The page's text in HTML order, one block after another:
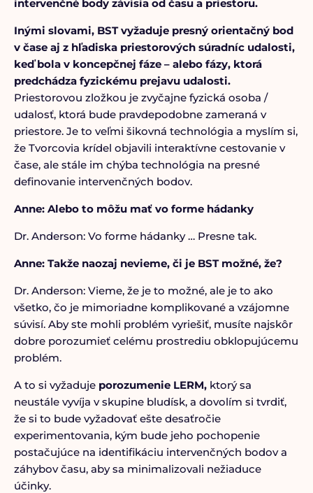
intervenčné body závisia od času a priestoru.
Inými slovami, BST vyžaduje presný orientačný bod
v čase aj z hľadiska priestorových súradníc udalosti,
keď bola v koncepčnej fáze – alebo fázy, ktorá
predchádza fyzickému prejavu udalosti.
Priestorovou zložkou je zvyčajne fyzická osoba /
udalosť, ktorá bude pravdepodobne zameraná v
priestore. Je to veľmi šikovná technológia a myslím si,
že Tvorcovia krídel objavili interaktívne cestovanie v
čase, ale stále im chýba technológia na presné
definovanie intervenčných bodov.
Anne: Alebo to môžu mať vo forme hádanky
Dr. Anderson: Vo forme hádanky … Presne tak.
Anne: Takže naozaj nevieme, či je BST možné, že?
Dr. Anderson: Vieme, že je to možné, ale je to ako
všetko, čo je mimoriadne komplikované a vzájomne
súvisí. Aby ste mohli problém vyriešiť, musíte najskôr
dobre porozumieť celému prostrediu obklopujúcemu
problém.
A to si vyžaduje porozumenie LERM,ktorý sa
neustále vyvíja v skupine bludísk, a dovolím si tvrdiť,
že si to bude vyžadovať ešte desaťročie
experimentovania, kým bude jeho pochopenie
postačujúce na identifikáciu intervenčných bodov a
záhybov času, aby sa minimalizovali nežiaduce
účinky.